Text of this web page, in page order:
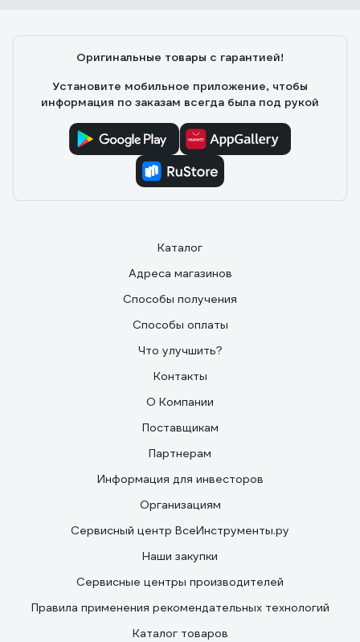
вкручивания самореза, иначе дюбель может
Оригинальные товары с гарантией!
Установите мобильное приложение, чтобы
информация по заказам всегда была под рукой
Каталог
Адреса магазинов
Способы получения
Способы оплаты
Что улучшить?
Контакты
О Компании
Поставщикам
Партнерам
Информация для инвесторов
Организациям
Сервисный центр ВсеИнструменты.ру
Наши закупки
Сервисные центры производителей
Правила применения рекомендательных технологий
Каталог товаров